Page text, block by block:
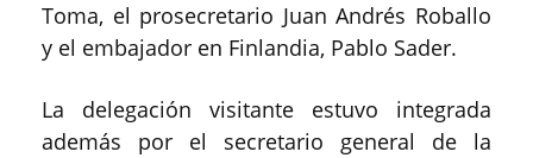
Toma, el prosecretario Juan Andrés Roballo
y el embajador en Finlandia, Pablo Sader.
La delegación visitante estuvo integrada
además por el secretario general de la